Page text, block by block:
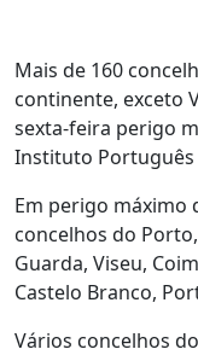
Mais de 160
continente, exceto
sexta-feira perigo
Instituto Português
Em perigo máximo
concelhos do
Guarda, Viseu,
Castelo Branco,
Vários concelhos